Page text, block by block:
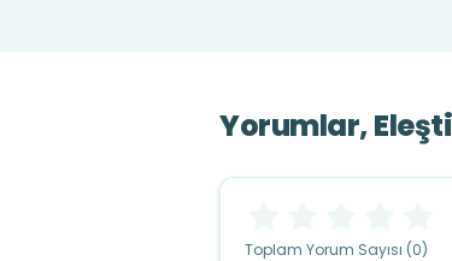
Yorumlar,
Toplam Yorum Sayısı (0)